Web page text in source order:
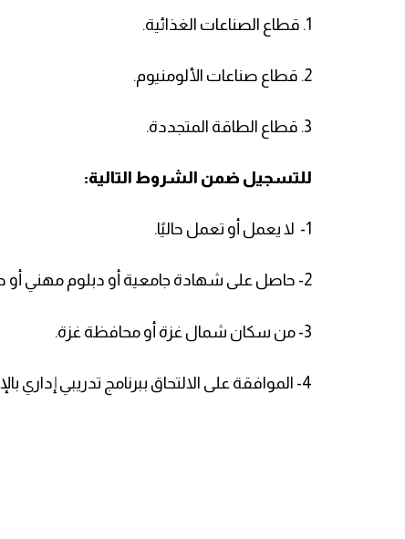
1. قطاع الصناعات الغذائية.
2. قطاع صناعات الألومنيوم.
3. قطاع الطاقة المتجددة.
للتسجيل ضمن الشروط التالية:
1- لا يعمل أو تعمل حاليًا.
2- حاصل على شهادة جامعية أو دبلوم مهني أو صناعي له علاقة بالقطاعات الثلاثة المذكورة.
3- من سكان شمال غزة أو محافظة غزة.
4- الموافقة على الالتحاق ببرنامج تدريبي إداري بالإضافة إلى تدريب عملي داخل المصانع.